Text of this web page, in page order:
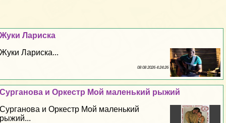
Жуки Лариска
Жуки Лариска...
08 08 2026 4:24:26
Сурганова и Оркестр Мой маленький рыжий
Сурганова и Оркестр Мой маленький
рыжий...